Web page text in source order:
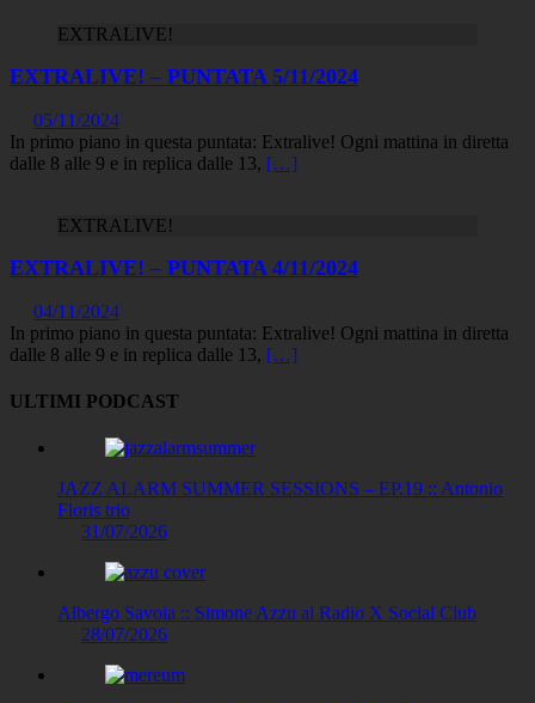
EXTRALIVE!
EXTRALIVE! – PUNTATA 5/11/2024
05/11/2024
In primo piano in questa puntata: Extralive! Ogni mattina in diretta
dalle 8 alle 9 e in replica dalle 13, […]
EXTRALIVE!
EXTRALIVE! – PUNTATA 4/11/2024
04/11/2024
In primo piano in questa puntata: Extralive! Ogni mattina in diretta
dalle 8 alle 9 e in replica dalle 13, […]
ULTIMI PODCAST
JAZZ ALARM SUMMER SESSIONS – EP.19 :: Antonio
Floris trio
31/07/2026
Albergo Savoia :: Simone Azzu al Radio X Social Club
28/07/2026